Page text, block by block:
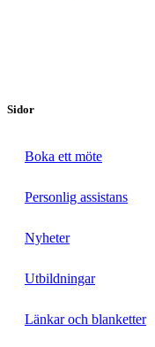
Sidor
Boka ett möte
Personlig assistans
Nyheter
Utbildningar
Länkar och blanketter